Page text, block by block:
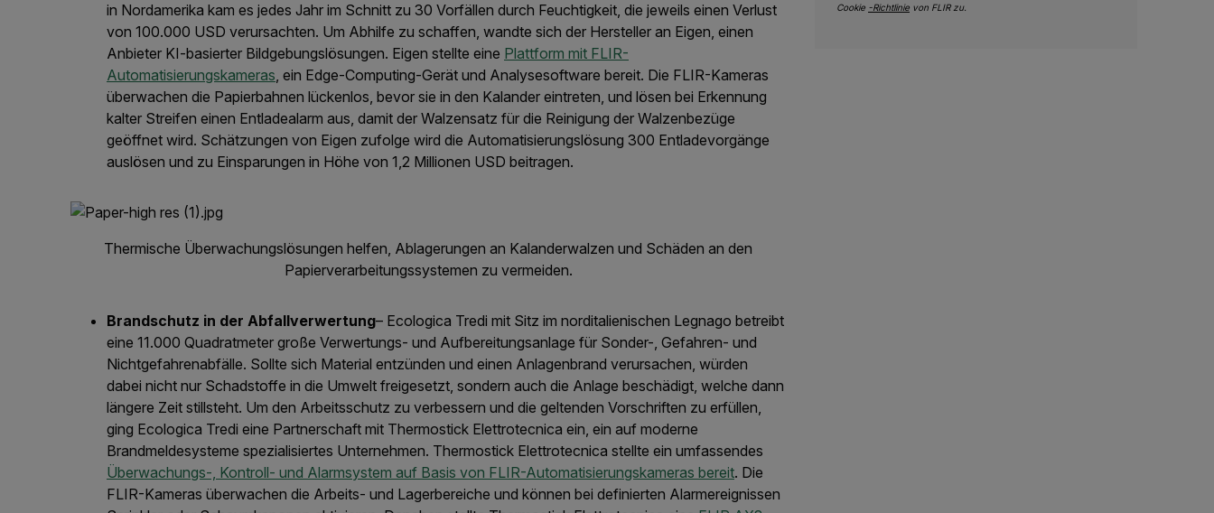
in Nordamerika kam es jedes Jahr im Schnitt zu 30 Vorfällen durch Feuchtigkeit, die jeweils einen Verlust
von 100.000 USD verursachten. Um Abhilfe zu schaffen, wandte sich der Hersteller an Eigen, einen
Anbieter KI-basierter Bildgebungslösungen. Eigen stellte eine Plattform mit FLIR-
Automatisierungskameras, ein Edge-Computing-Gerät und Analysesoftware bereit. Die FLIR-Kameras
überwachen die Papierbahnen lückenlos, bevor sie in den Kalander eintreten, und lösen bei Erkennung
kalter Streifen einen Entladealarm aus, damit der Walzensatz für die Reinigung der Walzenbezüge
geöffnet wird. Schätzungen von Eigen zufolge wird die Automatisierungslösung 300 Entladevorgänge
auslösen und zu Einsparungen in Höhe von 1,2 Millionen USD beitragen.
Thermische Überwachungslösungen helfen, Ablagerungen an Kalanderwalzen und Schäden an den
Papierverarbeitungssystemen zu vermeiden.
Brandschutz in der Abfallverwertung– Ecologica Tredi mit Sitz im norditalienischen Legnago betreibt
eine 11.000 Quadratmeter große Verwertungs- und Aufbereitungsanlage für Sonder-, Gefahren- und
Nichtgefahrenabfälle. Sollte sich Material entzünden und einen Anlagenbrand verursachen, würden
dabei nicht nur Schadstoffe in die Umwelt freigesetzt, sondern auch die Anlage beschädigt, welche dann
längere Zeit stillsteht. Um den Arbeitsschutz zu verbessern und die geltenden Vorschriften zu erfüllen,
ging Ecologica Tredi eine Partnerschaft mit Thermostick Elettrotecnica ein, ein auf moderne
Brandmeldesysteme spezialisiertes Unternehmen. Thermostick Elettrotecnica stellte ein umfassendes
Überwachungs-, Kontroll- und Alarmsystem auf Basis von FLIR-Automatisierungskameras bereit. Die
FLIR-Kameras überwachen die Arbeits- und Lagerbereiche und können bei definierten Alarmereignissen
Cookie -Richtlinie von FLIR zu.